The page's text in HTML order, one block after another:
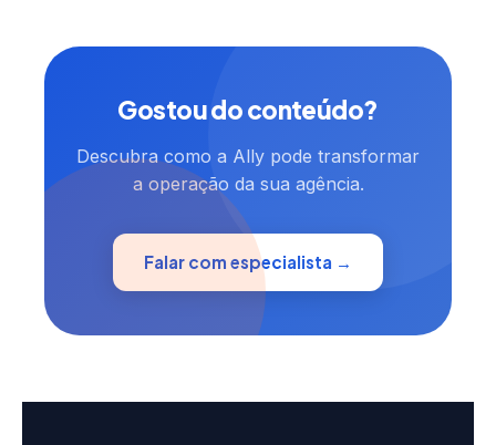
Gostou do conteúdo?
Descubra como a Ally pode transformar
a operação da sua agência.
Falar com especialista →